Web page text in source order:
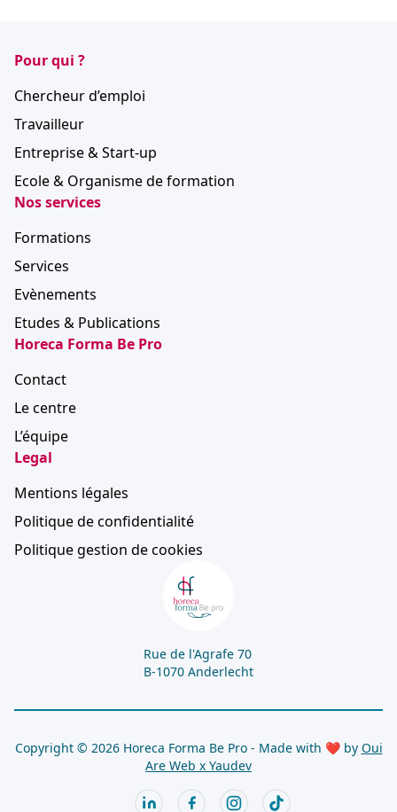
Pour qui ?
Chercheur d’emploi
Travailleur
Entreprise & Start-up
Ecole & Organisme de formation
Nos services
Formations
Services
Evènements
Etudes & Publications
Horeca Forma Be Pro
Contact
Le centre
L’équipe
Legal
Mentions légales
Politique de confidentialité
Politique gestion de cookies
Rue de l'Agrafe 70
B-1070 Anderlecht
Copyright © 2026 Horeca Forma Be Pro - Made with ❤ by Oui
Are Web x Yaudev